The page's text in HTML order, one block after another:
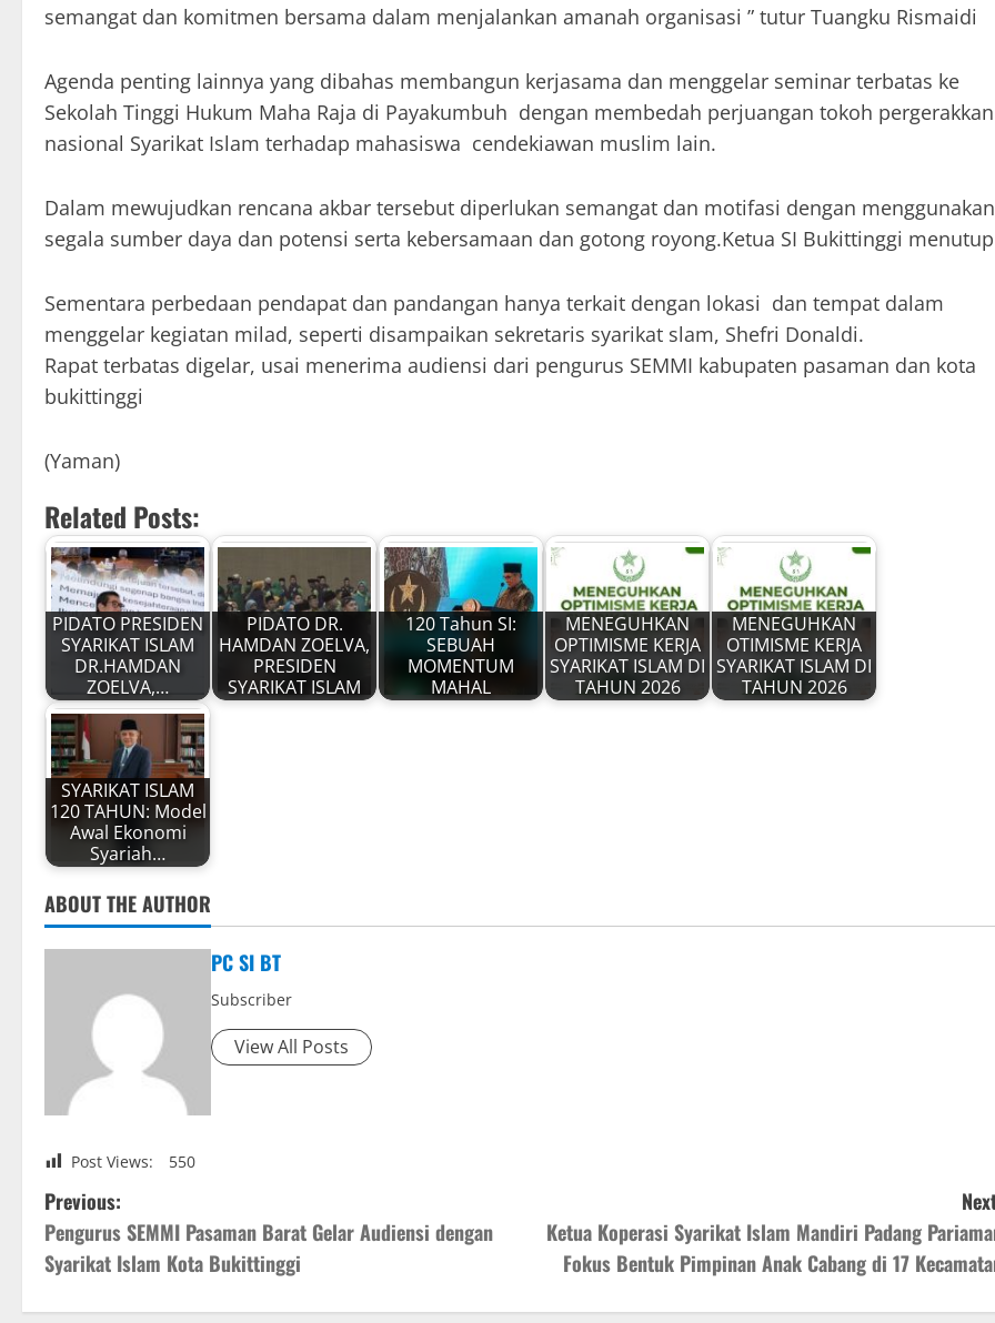
semangat dan komitmen bersama dalam menjalankan amanah organisasi ” tutur Tuangku Rismaidi
Agenda penting lainnya yang dibahas membangun kerjasama dan menggelar seminar terbatas ke
Sekolah Tinggi Hukum Maha Raja di Payakumbuh dengan membedah perjuangan tokoh pergerakkan
nasional Syarikat Islam terhadap mahasiswa cendekiawan muslim lain.
Dalam mewujudkan rencana akbar tersebut diperlukan semangat dan motifasi dengan
segala sumber daya dan potensi serta kebersamaan dan gotong royong.Ketua SI Bukittinggi menutup
Sementara perbedaan pendapat dan pandangan hanya terkait dengan lokasi dan tempat dalam
menggelar kegiatan milad, seperti disampaikan sekretaris syarikat slam, Shefri Donaldi.
Rapat terbatas digelar, usai menerima audiensi dari pengurus SEMMI kabupaten pasaman dan kota
bukittinggi
(Yaman)
Related Posts:
PIDATO PRESIDEN
SYARIKAT ISLAM
DR.HAMDAN
ZOELVA,…
PIDATO DR.
HAMDAN ZOELVA,
PRESIDEN
SYARIKAT ISLAM
120 Tahun SI:
SEBUAH
MOMENTUM
MAHAL
MENEGUHKAN
OPTIMISME KERJA
SYARIKAT ISLAM DI
TAHUN 2026
MENEGUHKAN
OTIMISME KERJA
SYARIKAT ISLAM DI
TAHUN 2026
SYARIKAT ISLAM
120 TAHUN: Model
Awal Ekonomi
Syariah…
ABOUT THE AUTHOR
PC SI BT
Subscriber
View All Posts
Post Views: 550
P
o
s
Previous:
Pengurus SEMMI Pasaman Barat Gelar Audiensi dengan
Syarikat Islam Kota Bukittinggi
Ketua Koperasi Syarikat Islam Mandiri Padang
Fokus Bentuk Pimpinan Anak Cabang di 17